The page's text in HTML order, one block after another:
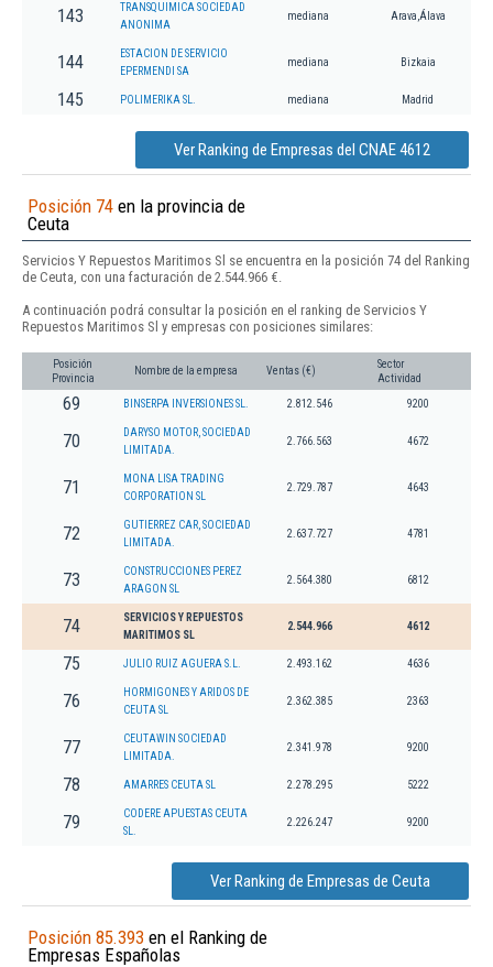
143
TRANSQUIMICA SOCIEDAD
ANONIMA
mediana Arava,Álava
144
ESTACION DE SERVICIO
EPERMENDI SA
mediana Bizkaia
145 POLIMERIKA SL. mediana Madrid
Ver Ranking de Empresas del CNAE 4612
Posición 74 en la provincia de
Ceuta
Servicios Y Repuestos Maritimos Sl se encuentra en la posición 74 del Ranking
de Ceuta, con una facturación de 2.544.966 €.
A continuación podrá consultar la posición en el ranking de Servicios Y
Repuestos Maritimos Sl y empresas con posiciones similares:
Posición
Provincia
Nombre de la empresa Ventas (€)
Sector
Actividad
69 BINSERPA INVERSIONES SL. 2.812.546 9200
70
DARYSO MOTOR, SOCIEDAD
LIMITADA.
2.766.563 4672
71
MONA LISA TRADING
CORPORATION SL
2.729.787 4643
72
GUTIERREZ CAR, SOCIEDAD
LIMITADA.
2.637.727 4781
73
CONSTRUCCIONES PEREZ
ARAGON SL
2.564.380 6812
74
SERVICIOS Y REPUESTOS
MARITIMOS SL
2.544.966 4612
75 JULIO RUIZ AGUERA S.L. 2.493.162 4636
76
HORMIGONES Y ARIDOS DE
CEUTA SL
2.362.385 2363
77
CEUTAWIN SOCIEDAD
LIMITADA.
2.341.978 9200
78 AMARRES CEUTA SL 2.278.295 5222
79
CODERE APUESTAS CEUTA
SL.
2.226.247 9200
Ver Ranking de Empresas de Ceuta
Posición 85.393 en el Ranking de
Empresas Españolas